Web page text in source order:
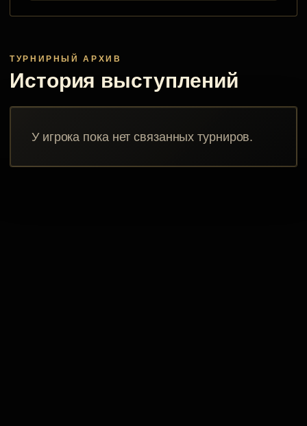
ТУРНИРНЫЙ АРХИВ
История выступлений
У игрока пока нет связанных турниров.